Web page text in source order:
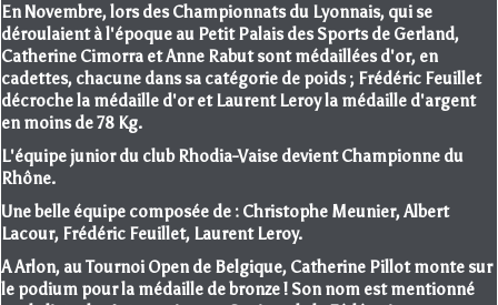
En Novembre, lors des Championnats du Lyonnais, qui se
déroulaient à l'époque au Petit Palais des Sports de Gerland,
Catherine Cimorra et Anne Rabut sont médaillées d'or, en
cadettes, chacune dans sa catégorie de poids ; Frédéric Feuillet
décroche la médaille d'or et Laurent Leroy la médaille d'argent
en moins de 78 Kg.
L'équipe junior du club Rhodia-Vaise devient Championne du
Rhône.
Une belle équipe composée de : Christophe Meunier, Albert
Lacour, Frédéric Feuillet, Laurent Leroy.
A Arlon, au Tournoi Open de Belgique, Catherine Pillot monte sur
le podium pour la médaille de bronze ! Son nom est mentionné